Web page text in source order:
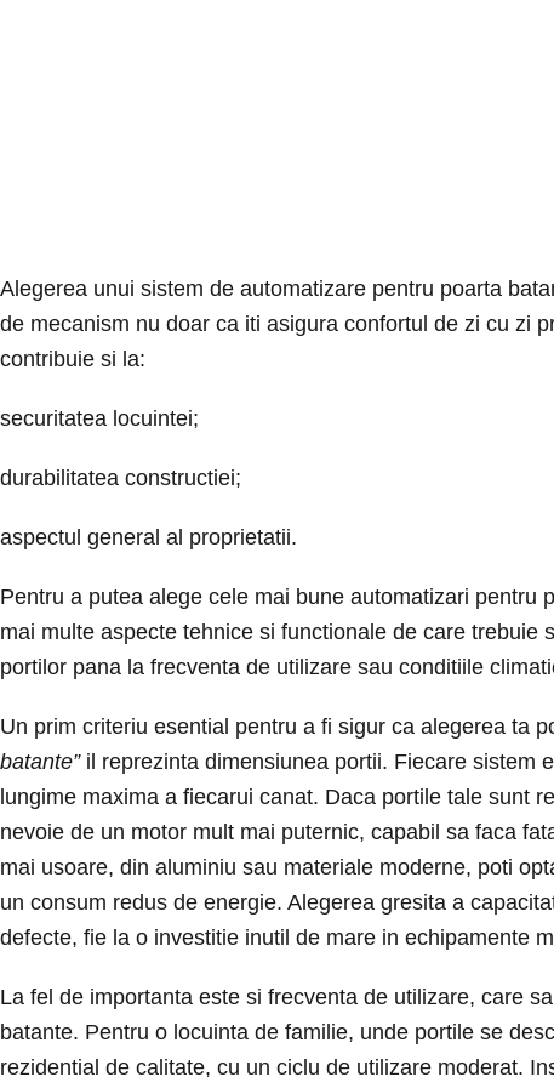
Alegerea unui sistem de automatizare pentru poarta
de mecanism nu doar ca iti asigura confortul de zi cu zi
contribuie si la:
securitatea locuintei;
durabilitatea constructiei;
aspectul general al proprietatii.
Pentru a putea alege cele mai bune automatizari pentru
mai multe aspecte tehnice si functionale de care
portilor pana la frecventa de utilizare sau conditiile
Un prim criteriu esential pentru a fi sigur ca alegerea ta
batante”il reprezinta dimensiunea portii. Fiecare sistem
lungime maxima a fiecarui canat. Daca portile tale sunt
nevoie de un motor mult mai puternic, capabil sa faca
mai usoare, din aluminiu sau materiale moderne, poti
un consum redus de energie. Alegerea gresita a
defecte, fie la o investitie inutil de mare in echipamente
La fel de importanta este si frecventa de utilizare, care
batante. Pentru o locuinta de familie, unde portile se
rezidential de calitate, cu un ciclu de utilizare moderat.